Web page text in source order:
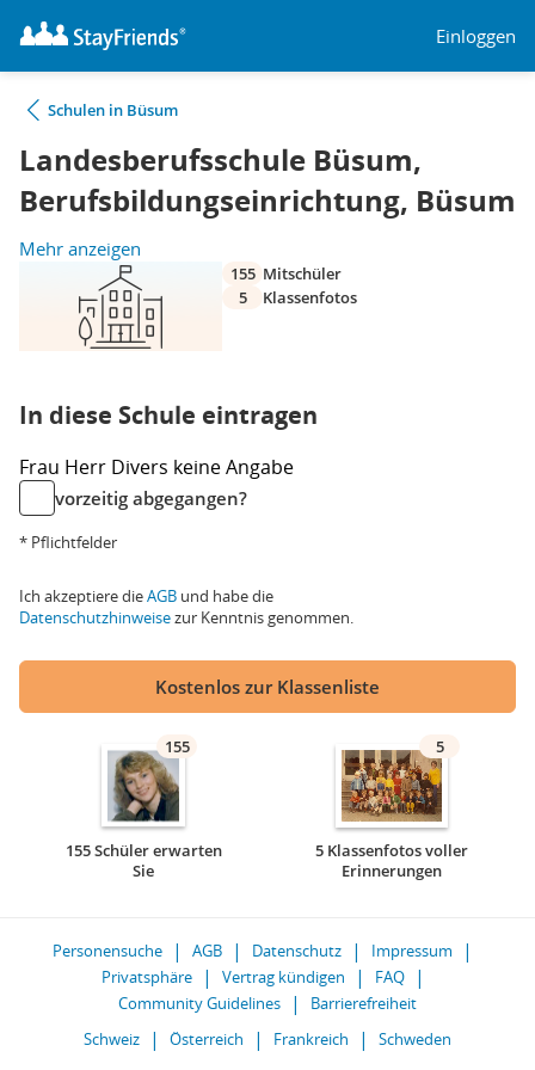
Einloggen
Schulen in Büsum
Landesberufsschule Büsum,
Berufsbildungseinrichtung, Büsum
Mehr anzeigen
155 Mitschüler
5
Klassenfotos
In diese Schule eintragen
Frau Herr Divers keine Angabe
vorzeitig abgegangen?
* Pflichtfelder
Ich akzeptiere dieAGB und habe die
Datenschutzhinweisezur Kenntnis genommen.
Kostenlos zur Klassenliste
155
155 Schüler erwarten
Sie
5
5 Klassenfotos voller
Erinnerungen
Personensuche AGB Datenschutz
Impressum
Privatsphäre
Vertrag kündigen
FAQ
Community Guidelines
Barrierefreiheit
Schweiz
Österreich Frankreich Schweden